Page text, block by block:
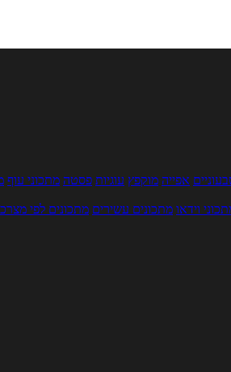
אפייה מוקפץ עוגיות פסטה מתכוני עוף
וידאו מתכונים עשירים מתכונים לפי